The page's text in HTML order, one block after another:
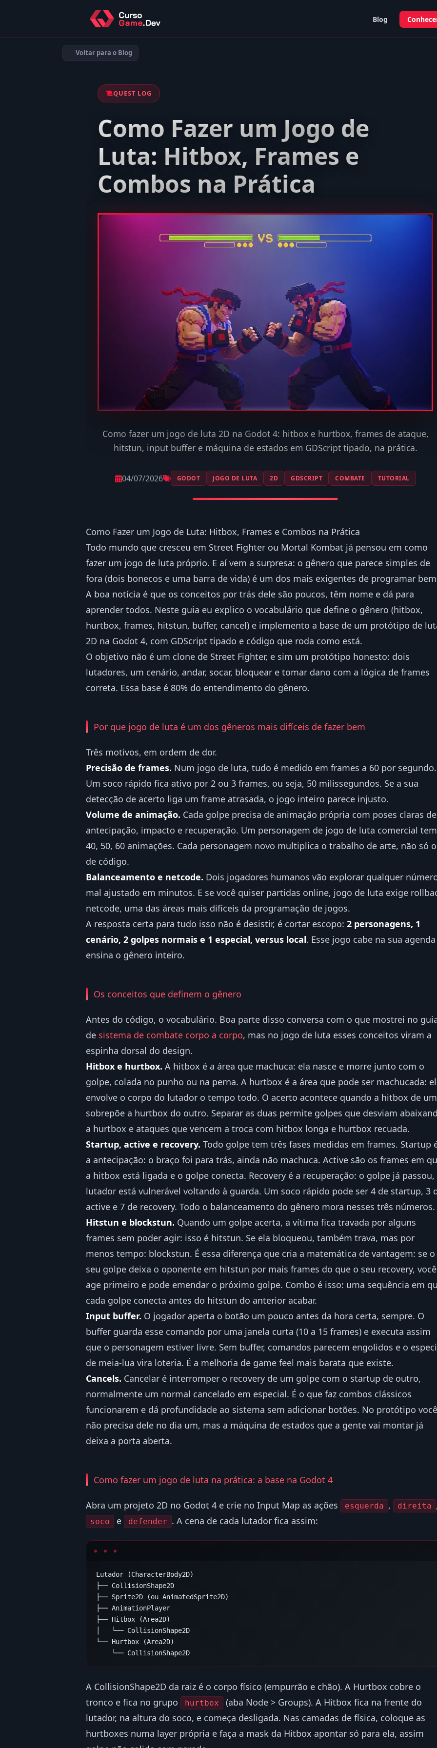
Blog
Voltar para o Blog
QUEST LOG
Como Fazer um Jogo de
Luta: Hitbox, Frames e
Combos na Prática
Como fazer um jogo de luta 2D na Godot 4: hitbox e hurtbox, frames de ataque,
hitstun, input buffer e máquina de estados em GDScript tipado, na prática.
04/07/2026 GODOT JOGO DE LUTA 2D GDSCRIPT COMBATE TUTORIAL
Como Fazer um Jogo de Luta: Hitbox, Frames e Combos na Prática
Todo mundo que cresceu em Street Fighter ou Mortal Kombat já pensou em como
fazer um jogo de luta próprio. E aí vem a surpresa: o gênero que parece simples de
fora (dois bonecos e uma barra de vida) é um dos mais exigentes de programar
A boa notícia é que os conceitos por trás dele são poucos, têm nome e dá para
aprender todos. Neste guia eu explico o vocabulário que define o gênero (hitbox,
hurtbox, frames, hitstun, buffer, cancel) e implemento a base de um protótipo de
2D na Godot 4, com GDScript tipado e código que roda como está.
O objetivo não é um clone de Street Fighter, e sim um protótipo honesto: dois
lutadores, um cenário, andar, socar, bloquear e tomar dano com a lógica de frames
correta. Essa base é 80% do entendimento do gênero.
Por que jogo de luta é um dos gêneros mais difíceis de fazer bem
Três motivos, em ordem de dor.
Precisão de frames. Num jogo de luta, tudo é medido em frames a 60 por segundo.
Um soco rápido fica ativo por 2 ou 3 frames, ou seja, 50 milissegundos. Se a sua
detecção de acerto liga um frame atrasada, o jogo inteiro parece injusto.
Volume de animação. Cada golpe precisa de animação própria com poses claras de
antecipação, impacto e recuperação. Um personagem de jogo de luta comercial tem
40, 50, 60 animações. Cada personagem novo multiplica o trabalho de arte, não só o
de código.
Balanceamento e netcode. Dois jogadores humanos vão explorar qualquer
mal ajustado em minutos. E se você quiser partidas online, jogo de luta exige
netcode, uma das áreas mais difíceis da programação de jogos.
A resposta certa para tudo isso não é desistir, é cortar escopo: 2 personagens, 1
cenário, 2 golpes normais e 1 especial, versus local. Esse jogo cabe na sua
ensina o gênero inteiro.
Os conceitos que definem o gênero
Antes do código, o vocabulário. Boa parte disso conversa com o que mostrei no
de sistema de combate corpo a corpo, mas no jogo de luta esses conceitos viram a
espinha dorsal do design.
Hitbox e hurtbox. A hitbox é a área que machuca: ela nasce e morre junto com o
golpe, colada no punho ou na perna. A hurtbox é a área que pode ser machucada:
envolve o corpo do lutador o tempo todo. O acerto acontece quando a hitbox de um
sobrepõe a hurtbox do outro. Separar as duas permite golpes que desviam
a hurtbox e ataques que vencem a troca com hitbox longa e hurtbox recuada.
Startup, active e recovery. Todo golpe tem três fases medidas em frames. Startup
a antecipação: o braço foi para trás, ainda não machuca. Active são os frames em
a hitbox está ligada e o golpe conecta. Recovery é a recuperação: o golpe já passou,
lutador está vulnerável voltando à guarda. Um soco rápido pode ser 4 de startup, 3
active e 7 de recovery. Todo o balanceamento do gênero mora nesses três números.
Hitstun e blockstun. Quando um golpe acerta, a vítima fica travada por alguns
frames sem poder agir: isso é hitstun. Se ela bloqueou, também trava, mas por
menos tempo: blockstun. É essa diferença que cria a matemática de vantagem: se o
seu golpe deixa o oponente em hitstun por mais frames do que o seu recovery, você
age primeiro e pode emendar o próximo golpe. Combo é isso: uma sequência em
cada golpe conecta antes do hitstun do anterior acabar.
Input buffer. O jogador aperta o botão um pouco antes da hora certa, sempre. O
buffer guarda esse comando por uma janela curta (10 a 15 frames) e executa assim
que o personagem estiver livre. Sem buffer, comandos parecem engolidos e o
de meia-lua vira loteria. É a melhoria de game feel mais barata que existe.
Cancels. Cancelar é interromper o recovery de um golpe com o startup de outro,
normalmente um normal cancelado em especial. É o que faz combos clássicos
funcionarem e dá profundidade ao sistema sem adicionar botões. No protótipo você
não precisa dele no dia um, mas a máquina de estados que a gente vai montar já
deixa a porta aberta.
Como fazer um jogo de luta na prática: a base na Godot 4
Abra um projeto 2D no Godot 4 e crie no Input Map as ações esquerda , direita
soco e defender . A cena de cada lutador fica assim:
Lutador (CharacterBody2D)
├── CollisionShape2D
├── Sprite2D (ou AnimatedSprite2D)
├── AnimationPlayer
├── Hitbox (Area2D)
│   └── CollisionShape2D
└── Hurtbox (Area2D)
A CollisionShape2D da raiz é o corpo físico (empurrão e chão). A Hurtbox cobre o
tronco e fica no grupo
hurtbox
(aba Node > Groups). A Hitbox fica na frente do
lutador, na altura do soco, e começa desligada. Nas camadas de física, coloque as
hurtboxes numa layer própria e faça a mask da Hitbox apontar só para ela, assim